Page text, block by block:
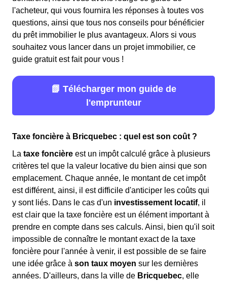
l'acheteur, qui vous fournira les réponses à toutes vos
questions, ainsi que tous nos conseils pour bénéficier
du prêt immobilier le plus avantageux. Alors si vous
souhaitez vous lancer dans un projet immobilier, ce
guide gratuit est fait pour vous !
📗 Télécharger mon guide de
l'emprunteur
Taxe foncière à Bricquebec : quel est son coût ?
La taxe foncière est un impôt calculé grâce à plusieurs
critères tel que la valeur locative du bien ainsi que son
emplacement. Chaque année, le montant de cet impôt
est différent, ainsi, il est difficile d'anticiper les coûts qui
y sont liés. Dans le cas d'un investissement locatif, il
est clair que la taxe foncière est un élément important à
prendre en compte dans ses calculs. Ainsi, bien qu'il soit
impossible de connaître le montant exact de la taxe
foncière pour l'année à venir, il est possible de se faire
une idée grâce à son taux moyen sur les dernières
années. D'ailleurs, dans la ville de Bricquebec, elle